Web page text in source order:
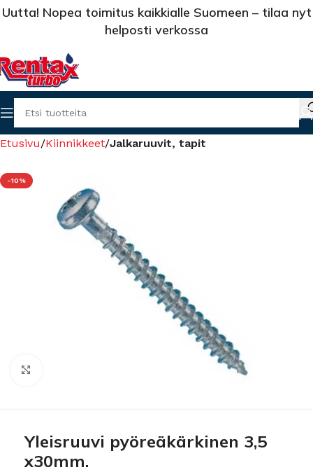
Uutta! Nopea toimitus kaikkialle Suomeen – tilaa nyt
helposti verkossa
Etusivu Kiinnikkeet Jalkaruuvit, tapit
-10%
Yleisruuvi pyöreäkärkinen 3,5
x30mm.